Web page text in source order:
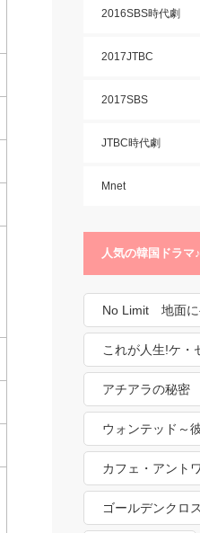
2016SBS時代劇
2017JTBC
2017SBS
JTBC時代劇
Mnet
人気の韓国ドラマ♪
No Limit 地面に
これが人生!ケ・
アチアラの秘密
ウォンテッド～
カフェ・アント
ゴールデンクロ